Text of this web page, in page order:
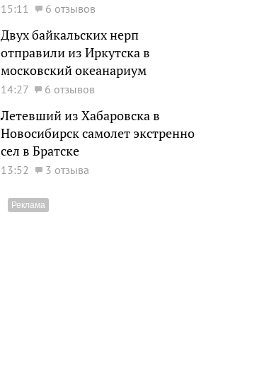
15:11 6 отзывов
Двух байкальских нерп
отправили из Иркутска в
московский океанариум
14:27 6 отзывов
Летевший из Хабаровска в
Новосибирск самолет экстренно
сел в Братске
13:52 3 отзыва